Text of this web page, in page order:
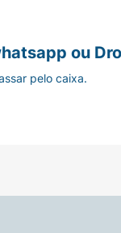
ou
pelo caixa.